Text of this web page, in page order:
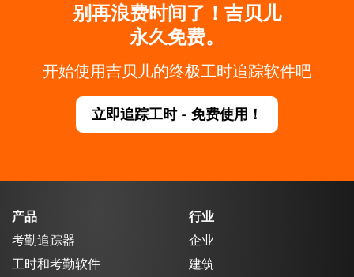
别再浪费时间了！吉贝儿
永久免费。
开始使用吉贝儿的终极工时追踪软件吧
立即追踪工时 - 免费使用！
产品
考勤追踪器
工时和考勤软件
行业
企业
建筑